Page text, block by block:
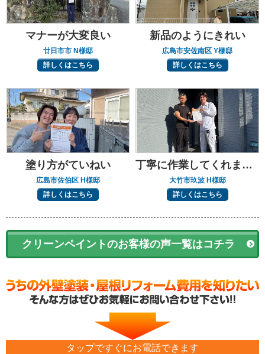
マナーが大変良い
廿日市市 N様邸
詳しくはこちら
新品のようにきれい
広島市安佐南区 Y様邸
詳しくはこちら
塗り方がていねい
広島市佐伯区 H様邸
詳しくはこちら
丁寧に作業してくれました
大竹市玖波 H様邸
詳しくはこちら
クリーンペイントのお客様の声一覧はコチラ
タップですぐにお電話できます